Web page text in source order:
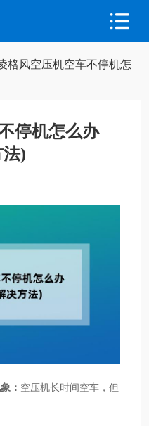
格风空压机空车不停机怎
停机怎么办
)
： 空压机长时间空车，但